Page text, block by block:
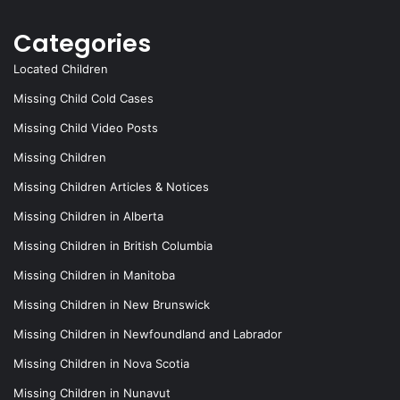
Categories
Located Children
Missing Child Cold Cases
Missing Child Video Posts
Missing Children
Missing Children Articles & Notices
Missing Children in Alberta
Missing Children in British Columbia
Missing Children in Manitoba
Missing Children in New Brunswick
Missing Children in Newfoundland and Labrador
Missing Children in Nova Scotia
Missing Children in Nunavut